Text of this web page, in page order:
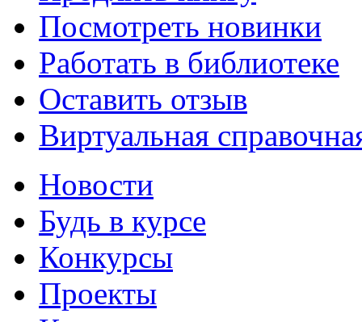
Посмотреть новинки
Работать в библиотеке
Оставить отзыв
Виртуальная
Новости
Будь в курсе
Конкурсы
Проекты